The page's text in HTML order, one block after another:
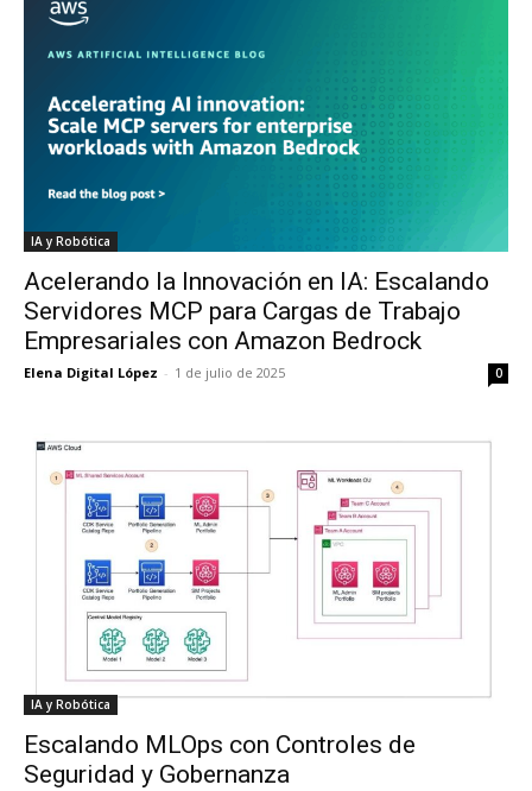
IA y Robótica
Acelerando la Innovación en IA: Escalando
Servidores MCP para Cargas de Trabajo
Empresariales con Amazon Bedrock
Elena Digital López - 1 de julio de 2025 0
IA y Robótica
Escalando MLOps con Controles de
Seguridad y Gobernanza